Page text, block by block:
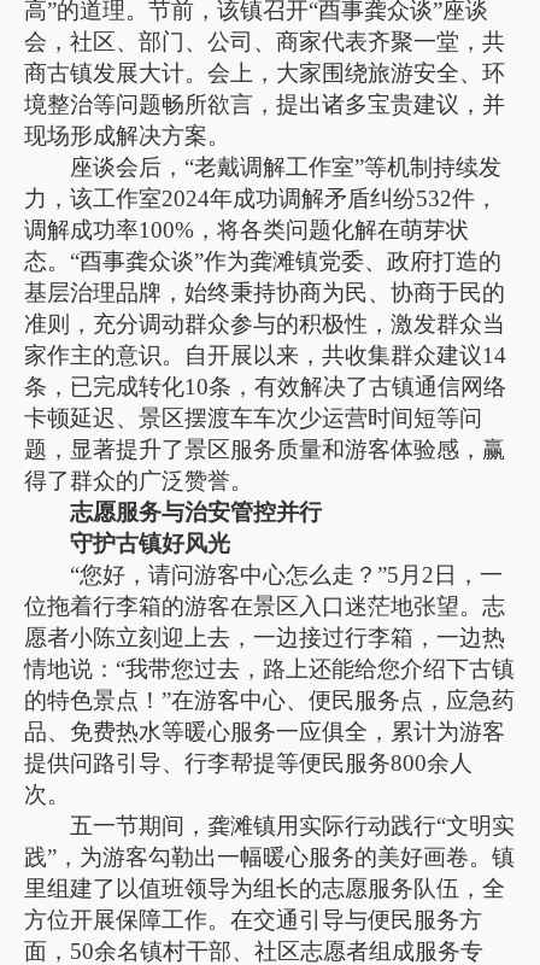
高”的道理。节前，该镇召开“酉事龚众谈”座谈
会，社区、部门、公司、商家代表齐聚一堂，共
商古镇发展大计。会上，大家围绕旅游安全、环
境整治等问题畅所欲言，提出诸多宝贵建议，并
现场形成解决方案。
座谈会后，“老戴调解工作室”等机制持续发
力，该工作室2024年成功调解矛盾纠纷532件，
调解成功率100%，将各类问题化解在萌芽状
态。“酉事龚众谈”作为龚滩镇党委、政府打造的
基层治理品牌，始终秉持协商为民、协商于民的
准则，充分调动群众参与的积极性，激发群众当
家作主的意识。自开展以来，共收集群众建议14
条，已完成转化10条，有效解决了古镇通信网络
卡顿延迟、景区摆渡车车次少运营时间短等问
题，显著提升了景区服务质量和游客体验感，赢
得了群众的广泛赞誉。
志愿服务与治安管控并行
守护古镇好风光
“您好，请问游客中心怎么走？”5月2日，一
位拖着行李箱的游客在景区入口迷茫地张望。志
愿者小陈立刻迎上去，一边接过行李箱，一边热
情地说：“我带您过去，路上还能给您介绍下古镇
的特色景点！”在游客中心、便民服务点，应急药
品、免费热水等暖心服务一应俱全，累计为游客
提供问路引导、行李帮提等便民服务800余人
次。
五一节期间，龚滩镇用实际行动践行“文明实
践”，为游客勾勒出一幅暖心服务的美好画卷。镇
里组建了以值班领导为组长的志愿服务队伍，全
方位开展保障工作。在交通引导与便民服务方
面，50余名镇村干部、社区志愿者组成服务专